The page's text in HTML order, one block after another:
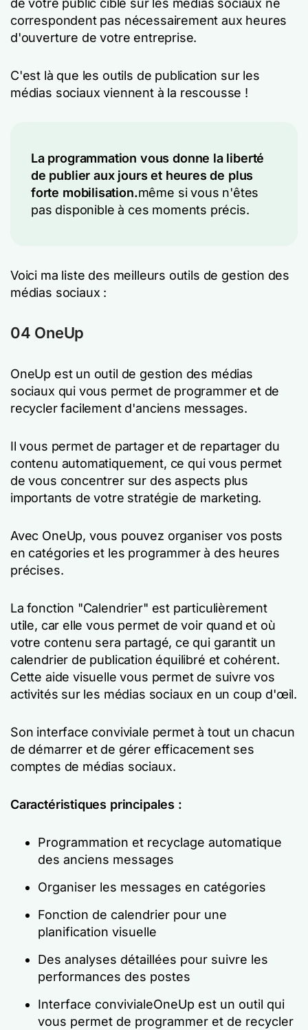
correspondent pas nécessairement aux heures
d'ouverture de votre entreprise.
C'est là que les outils de publication sur les
médias sociaux viennent à la rescousse !
La programmation vous donne la liberté
de publier aux jours et heures de plus
forte mobilisation.même si vous n'êtes
pas disponible à ces moments précis.
Voici ma liste des meilleurs outils de gestion des
médias sociaux :
04 OneUp
OneUp est un outil de gestion des médias
sociaux qui vous permet de programmer et de
recycler facilement d'anciens messages.
Il vous permet de partager et de repartager du
contenu automatiquement, ce qui vous permet
de vous concentrer sur des aspects plus
importants de votre stratégie de marketing.
Avec OneUp, vous pouvez organiser vos posts
en catégories et les programmer à des heures
précises.
La fonction "Calendrier" est particulièrement
utile, car elle vous permet de voir quand et où
votre contenu sera partagé, ce qui garantit un
calendrier de publication équilibré et cohérent.
Cette aide visuelle vous permet de suivre vos
activités sur les médias sociaux en un coup d'œil.
Son interface conviviale permet à tout un chacun
de démarrer et de gérer efficacement ses
comptes de médias sociaux.
Caractéristiques principales :
Programmation et recyclage automatique
des anciens messages
Organiser les messages en catégories
Fonction de calendrier pour une
planification visuelle
Des analyses détaillées pour suivre les
performances des postes
Interface convivialeOneUp est un outil qui
vous permet de programmer et de recycler